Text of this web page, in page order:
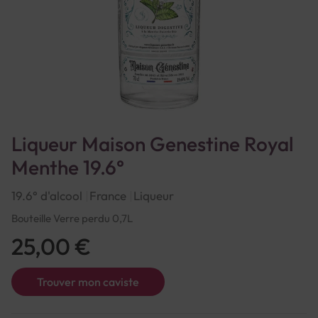
Liqueur Maison Genestine Royal
Menthe 19.6°
19.6° d'alcool France Liqueur
Bouteille Verre perdu 0,7L
Trouver mon caviste
25,00 €